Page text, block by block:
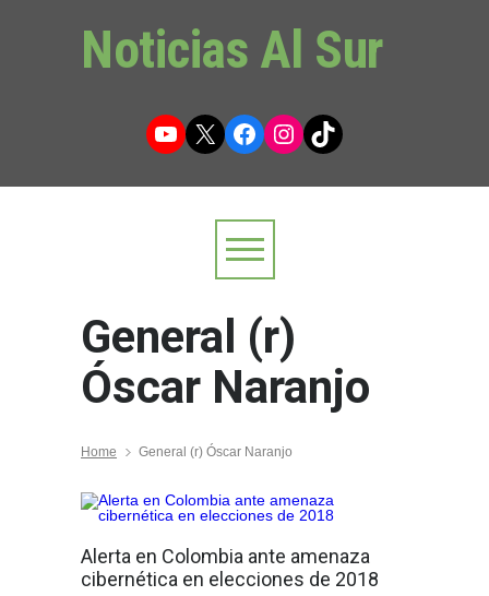
Noticias Al Sur
YouTube
X Facebook
Instagram
TikTok
General (r)
Óscar Naranjo
Home General (r) Óscar Naranjo
Alerta en Colombia ante amenaza
cibernética en elecciones de 2018